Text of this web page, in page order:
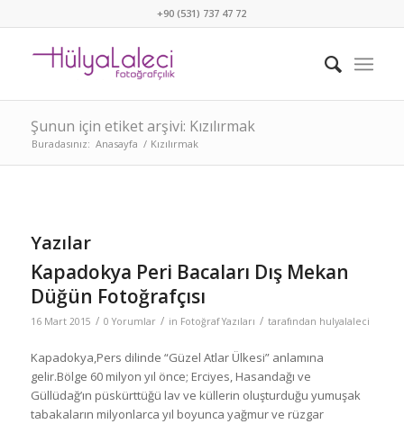
+90 (531) 737 47 72
Şunun için etiket arşivi: Kızılırmak
Buradasınız: Anasayfa / Kızılırmak
Yazılar
Kapadokya Peri Bacaları Dış Mekan
Düğün Fotoğrafçısı
16 Mart 2015 / 0 Yorumlar / in Fotoğraf Yazıları / tarafından hulyalaleci
Kapadokya,Pers dilinde “Güzel Atlar Ülkesi” anlamına
gelir.Bölge 60 milyon yıl önce; Erciyes, Hasandağı ve
Güllüdağ’ın püskürttüğü lav ve küllerin oluşturduğu yumuşak
tabakaların milyonlarca yıl boyunca yağmur ve rüzgar